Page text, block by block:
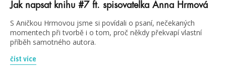
Jak napsat knihu #7 ft. spisovatelka Anna Hrmová
S Aničkou Hrmovou jsme si povídali o psaní, nečekaných
momentech při tvorbě i o tom, proč někdy překvapí vlastní
příběh samotného autora.
číst více